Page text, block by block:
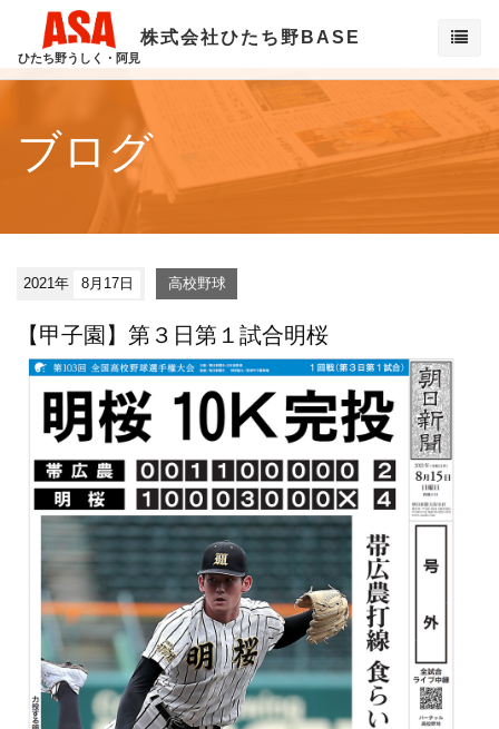
ひたち野うしく・阿見
株式会社ひたち野BASE
ブログ
2021年 8月17日 高校野球
【甲子園】第３日第１試合明桜